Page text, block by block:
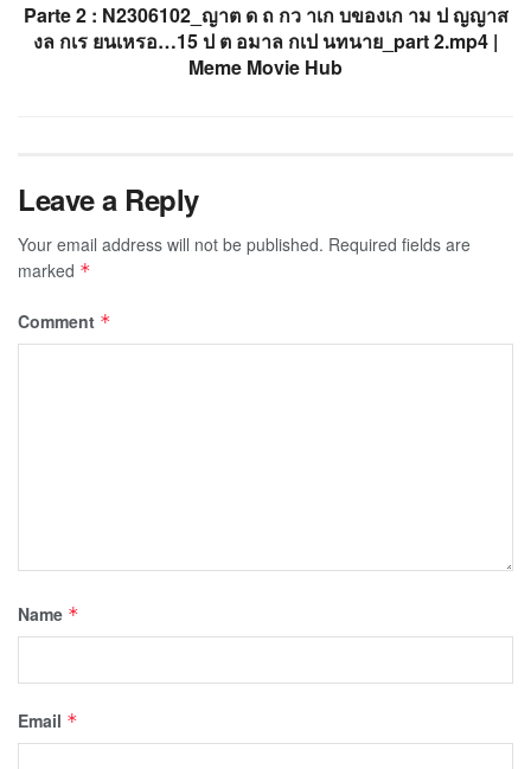
Parte 2 : N2306102_ญาต ด ถ กว าเก บของเก าม ป ญญาส
งล กเร ยนเหรอ…15 ป ต อมาล กเป นทนาย_part 2.mp4 |
Meme Movie Hub
Leave a Reply
Your email address will not be published. Required fields are
marked *
Comment *
Name *
Email *